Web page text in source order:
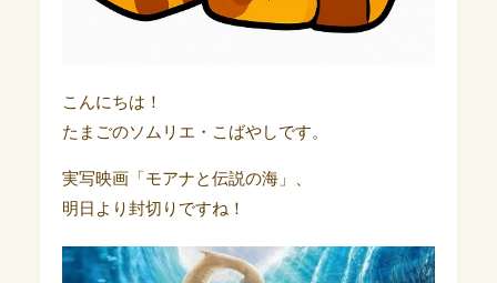
こんにちは！
たまごのソムリエ・こばやしです。
実写映画「モアナと伝説の海」、
明日より封切りですね！